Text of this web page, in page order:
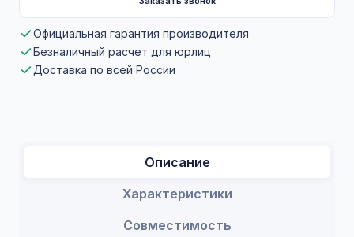
Официальная гарантия производителя
Безналичный расчет для юрлиц
Доставка по всей России
Описание
Характеристики
Совместимость